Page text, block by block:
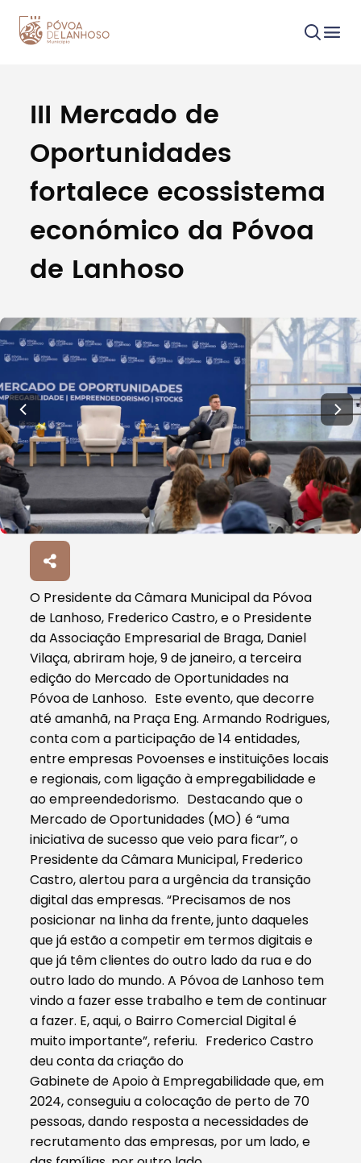
Procurar
Tipo de conteúdo
Filtros
III Mercado de
Oportunidades
fortalece ecossistema
económico da Póvoa
de Lanhoso
O Presidente da Câmara Municipal da Póvoa
de Lanhoso, Frederico Castro, e o Presidente
da Associação Empresarial de Braga, Daniel
Vilaça, abriram hoje, 9 de janeiro, a terceira
edição do Mercado de Oportunidades na
Póvoa de Lanhoso. Este evento, que decorre
até amanhã, na Praça Eng. Armando Rodrigues,
conta com a participação de 14 entidades,
entre empresas Povoenses e instituições locais
e regionais, com ligação à empregabilidade e
ao empreendedorismo. Destacando que o
Mercado de Oportunidades (MO) é “uma
iniciativa de sucesso que veio para ficar”, o
Presidente da Câmara Municipal, Frederico
Castro, alertou para a urgência da transição
digital das empresas. “Precisamos de nos
posicionar na linha da frente, junto daqueles
que já estão a competir em termos digitais e
que já têm clientes do outro lado da rua e do
outro lado do mundo. A Póvoa de Lanhoso tem
vindo a fazer esse trabalho e tem de continuar
a fazer. E, aqui, o Bairro Comercial Digital é
muito importante”, referiu. Frederico Castro
deu conta da criação do
Gabinete de Apoio à Empregabilidade que, em
2024, conseguiu a colocação de perto de 70
pessoas, dando resposta a necessidades de
recrutamento das empresas, por um lado, e